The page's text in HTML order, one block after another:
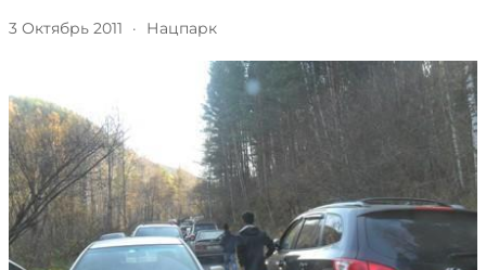
3 Октябрь 2011 · Нацпарк